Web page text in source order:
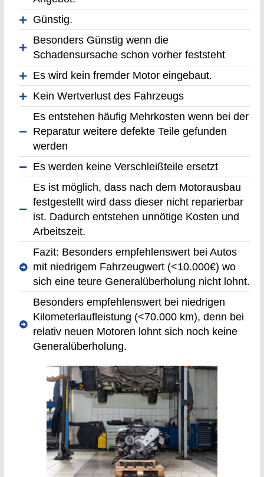
Günstig.
Besonders Günstig wenn die
Schadensursache schon vorher feststeht
Es wird kein fremder Motor eingebaut.
Kein Wertverlust des Fahrzeugs
Es entstehen häufig Mehrkosten wenn bei der
Reparatur weitere defekte Teile gefunden
werden
Es werden keine Verschleißteile ersetzt
Es ist möglich, dass nach dem Motorausbau
festgestellt wird dass dieser nicht reparierbar
ist. Dadurch entstehen unnötige Kosten und
Arbeitszeit.
Fazit: Besonders empfehlenswert bei Autos
mit niedrigem Fahrzeugwert (<10.000€) wo
sich eine teure Generalüberholung nicht lohnt.
Besonders empfehlenswert bei niedrigen
Kilometerlaufleistung (<70.000 km), denn bei
relativ neuen Motoren lohnt sich noch keine
Generalüberholung.